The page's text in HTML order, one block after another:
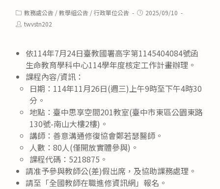
Post
category:
教務處公告 /教學組公告 /行政單位公告
Post2025/09/10
Posttwvstn202
依114年7月24日臺教國署高字第1145404084號函
生命教育學科中心114學年度核定工作計畫辦理。
課程內容/資訊：
日期：114年11月26日(週三)上午9時至下午4時30
分。
地點：臺中思享空間201教室(臺中市東區公園東路
130號-南山大樓2樓)。
講師：善意溝通修復協會鄭若瑟醫師。
人數：80人(僅開放實體參與)。
課程代碼：5218875。
請准予參與教師公(差)假出席，及協助課務處理。
請至「全國教師在職進修資訊網」報名。